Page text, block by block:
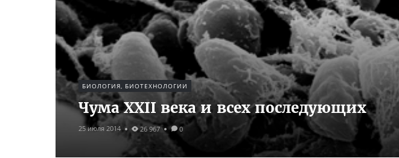
БИОЛОГИЯ, БИОТЕХНОЛОГИИ
Чума XXII века и всех последующих
25 июля 2014 26 967 0